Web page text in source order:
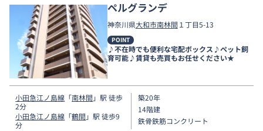
ペルグランデ
神奈川県大和市南林間 １丁目5-13
POINT
♪不在時でも便利な宅配ボックス♪ペット飼
育可能♪賃貸も売買もお任せください★
小田急江ノ島線 「南林間 」駅 徒歩
2分
小田急江ノ島線 「鶴間 」駅 徒歩9
分
築20年
14階建
鉄骨鉄筋コンクリート